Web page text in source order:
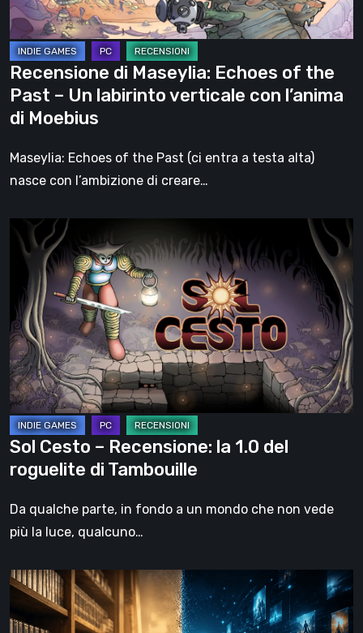
–
Un
labirinto
verticale
con
l’anima
di
Recensione di Maseylia: Echoes of the
Past – Un labirinto verticale con l’anima
di Moebius
Maseylia: Echoes of the Past (ci entra a testa alta)
nasce con l’ambizione di creare…
Cesto
Recensione:
la
1.0
del
roguelite
di
Tambouille
Sol Cesto – Recensione: la 1.0 del
roguelite di Tambouille
Da qualche parte, in fondo a un mondo che non vede
più la luce, qualcuno…
Il
futuro
del